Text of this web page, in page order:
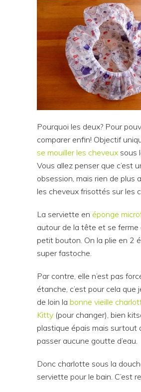
Pourquoi les deux? Pour
comparer enfin! Objectif
se mouiller les cheveux sous
Vous allez penser que c’est
obsession, mais rien de plus
les cheveux frisottés sur les
La serviette en éponge
autour de la tête et se ferme
petit bouton. On la plie en 2
super fastoche.
Par contre, elle n’est pas
étanche, c’est pour cela que
de loin la bonne vieille
Kitty (pour changer), bien
plastique épais mais surtout
passer aucune goutte d’eau.
Donc charlotte sous la
serviette pour le bain. C’est